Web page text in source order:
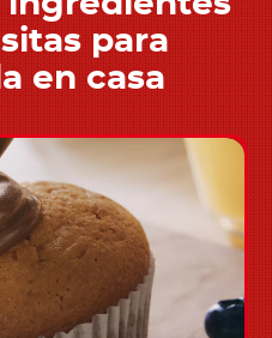
para
en casa